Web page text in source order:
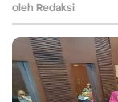
oleh Redaksi